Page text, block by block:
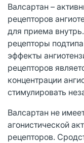
Валсартан –
рецепторов
для приема
рецепторы
эффекты
рецепторов
концентрации
стимулировать
Валсартан не
агонистической
рецепторов.